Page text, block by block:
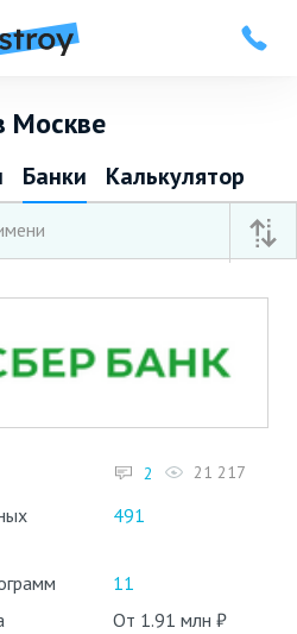
Москве
Банки Калькулятор
2 21 217
491
11
От 1.91 млн ₽